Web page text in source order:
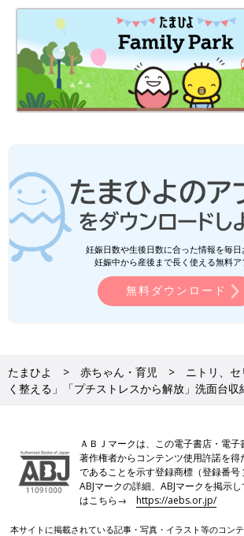
妊娠日数や生後日数に合った情報を毎日
妊娠中から産後まで長く使える無料ア
無料ダウンロード
たまひよ 赤ちゃん・育児
ニトリ、
く整える」「プチストレスから解放」洗面台収
ＡＢＪマークは、この電子書店・電子
著作権者からコンテンツ使用許諾を得
であることを示す登録商標（登録番号
ABJマークの詳細、ABJマークを掲示
はこちら→https://aebs.or.jp/
本サイトに掲載されている記事・写真・イラスト等のコン